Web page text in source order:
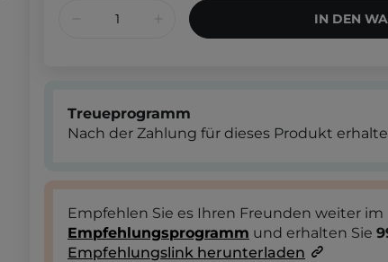
IN DEN
Treueprogramm
Nach der Zahlung für dieses Produkt
Empfehlen Sie es Ihren Freunden weiter im
Empfehlungsprogramm und erhalten Sie
Empfehlungslink herunterladen